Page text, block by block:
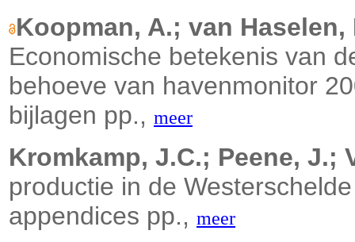
Koopman, A.; van
Economische betekenis van
behoeve van havenmonitor
bijlagen pp., meer
Kromkamp, J.C.; Peene, J.;
productie in de
appendices pp., meer